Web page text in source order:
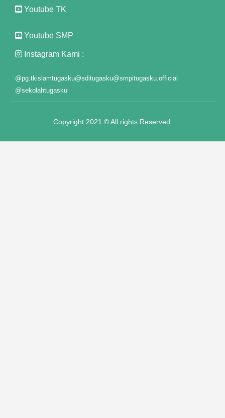
Youtube TK
Youtube SMP
Instagram Kami :
@pg.tkislamtugasku@sditugasku@smpitugasku.official
@sekolahtugasku
Copyright 2021 © All rights Reserved.